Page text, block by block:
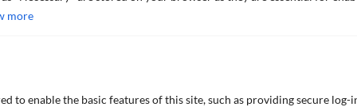
more
to enable the basic features of this site, such as providing secure